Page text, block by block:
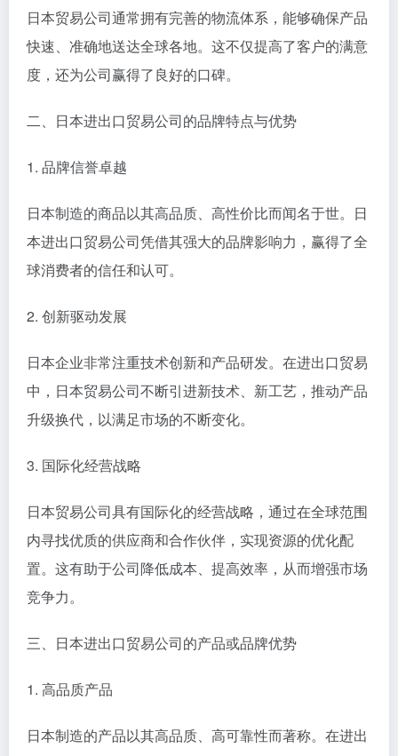
日本贸易公司通常拥有完善的物流体系，能够确保产品
快速、准确地送达全球各地。这不仅提高了客户的满意
度，还为公司赢得了良好的口碑。
二、日本进出口贸易公司的品牌特点与优势
1. 品牌信誉卓越
日本制造的商品以其高品质、高性价比而闻名于世。日
本进出口贸易公司凭借其强大的品牌影响力，赢得了全
球消费者的信任和认可。
2. 创新驱动发展
日本企业非常注重技术创新和产品研发。在进出口贸易
中，日本贸易公司不断引进新技术、新工艺，推动产品
升级换代，以满足市场的不断变化。
3. 国际化经营战略
日本贸易公司具有国际化的经营战略，通过在全球范围
内寻找优质的供应商和合作伙伴，实现资源的优化配
置。这有助于公司降低成本、提高效率，从而增强市场
竞争力。
三、日本进出口贸易公司的产品或品牌优势
1. 高品质产品
日本制造的产品以其高品质、高可靠性而著称。在进出